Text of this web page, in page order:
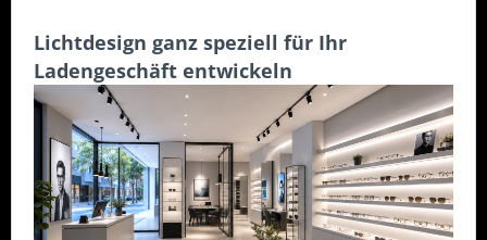
Lichtdesign ganz speziell für Ihr
Ladengeschäft entwickeln